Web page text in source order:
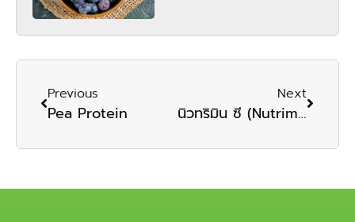
Previous
Pea Protein
Next
นิวทริมิน ซี (Nutrimin C)